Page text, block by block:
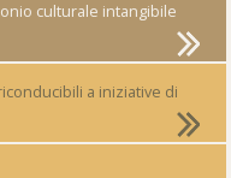
culturale intangibile
a iniziative di